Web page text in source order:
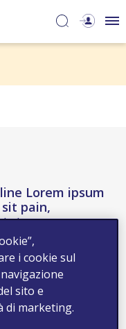
Lorem ipsum
pain,
Lorem
dolor sit pain,
i cookie sul
sito e
di marketing.